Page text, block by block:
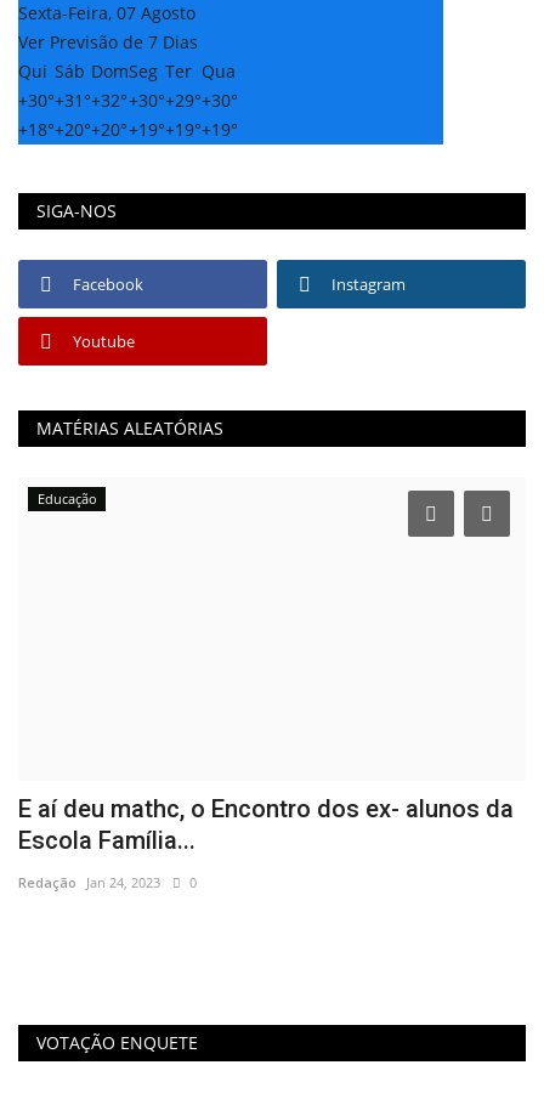
Sexta-Feira, 07 Agosto
Ver Previsão de 7 Dias
Qui Sáb DomSeg Ter Qua
+30°+31°+32°+30°+29°+30°
+18°+20°+20°+19°+19°+19°
SIGA-NOS
Facebook Instagram
Youtube
MATÉRIAS ALEATÓRIAS
Educação
E aí deu mathc, o Encontro dos ex- alunos da
Escola Família...
Redação Jan 24, 2023 0
VOTAÇÃO ENQUETE